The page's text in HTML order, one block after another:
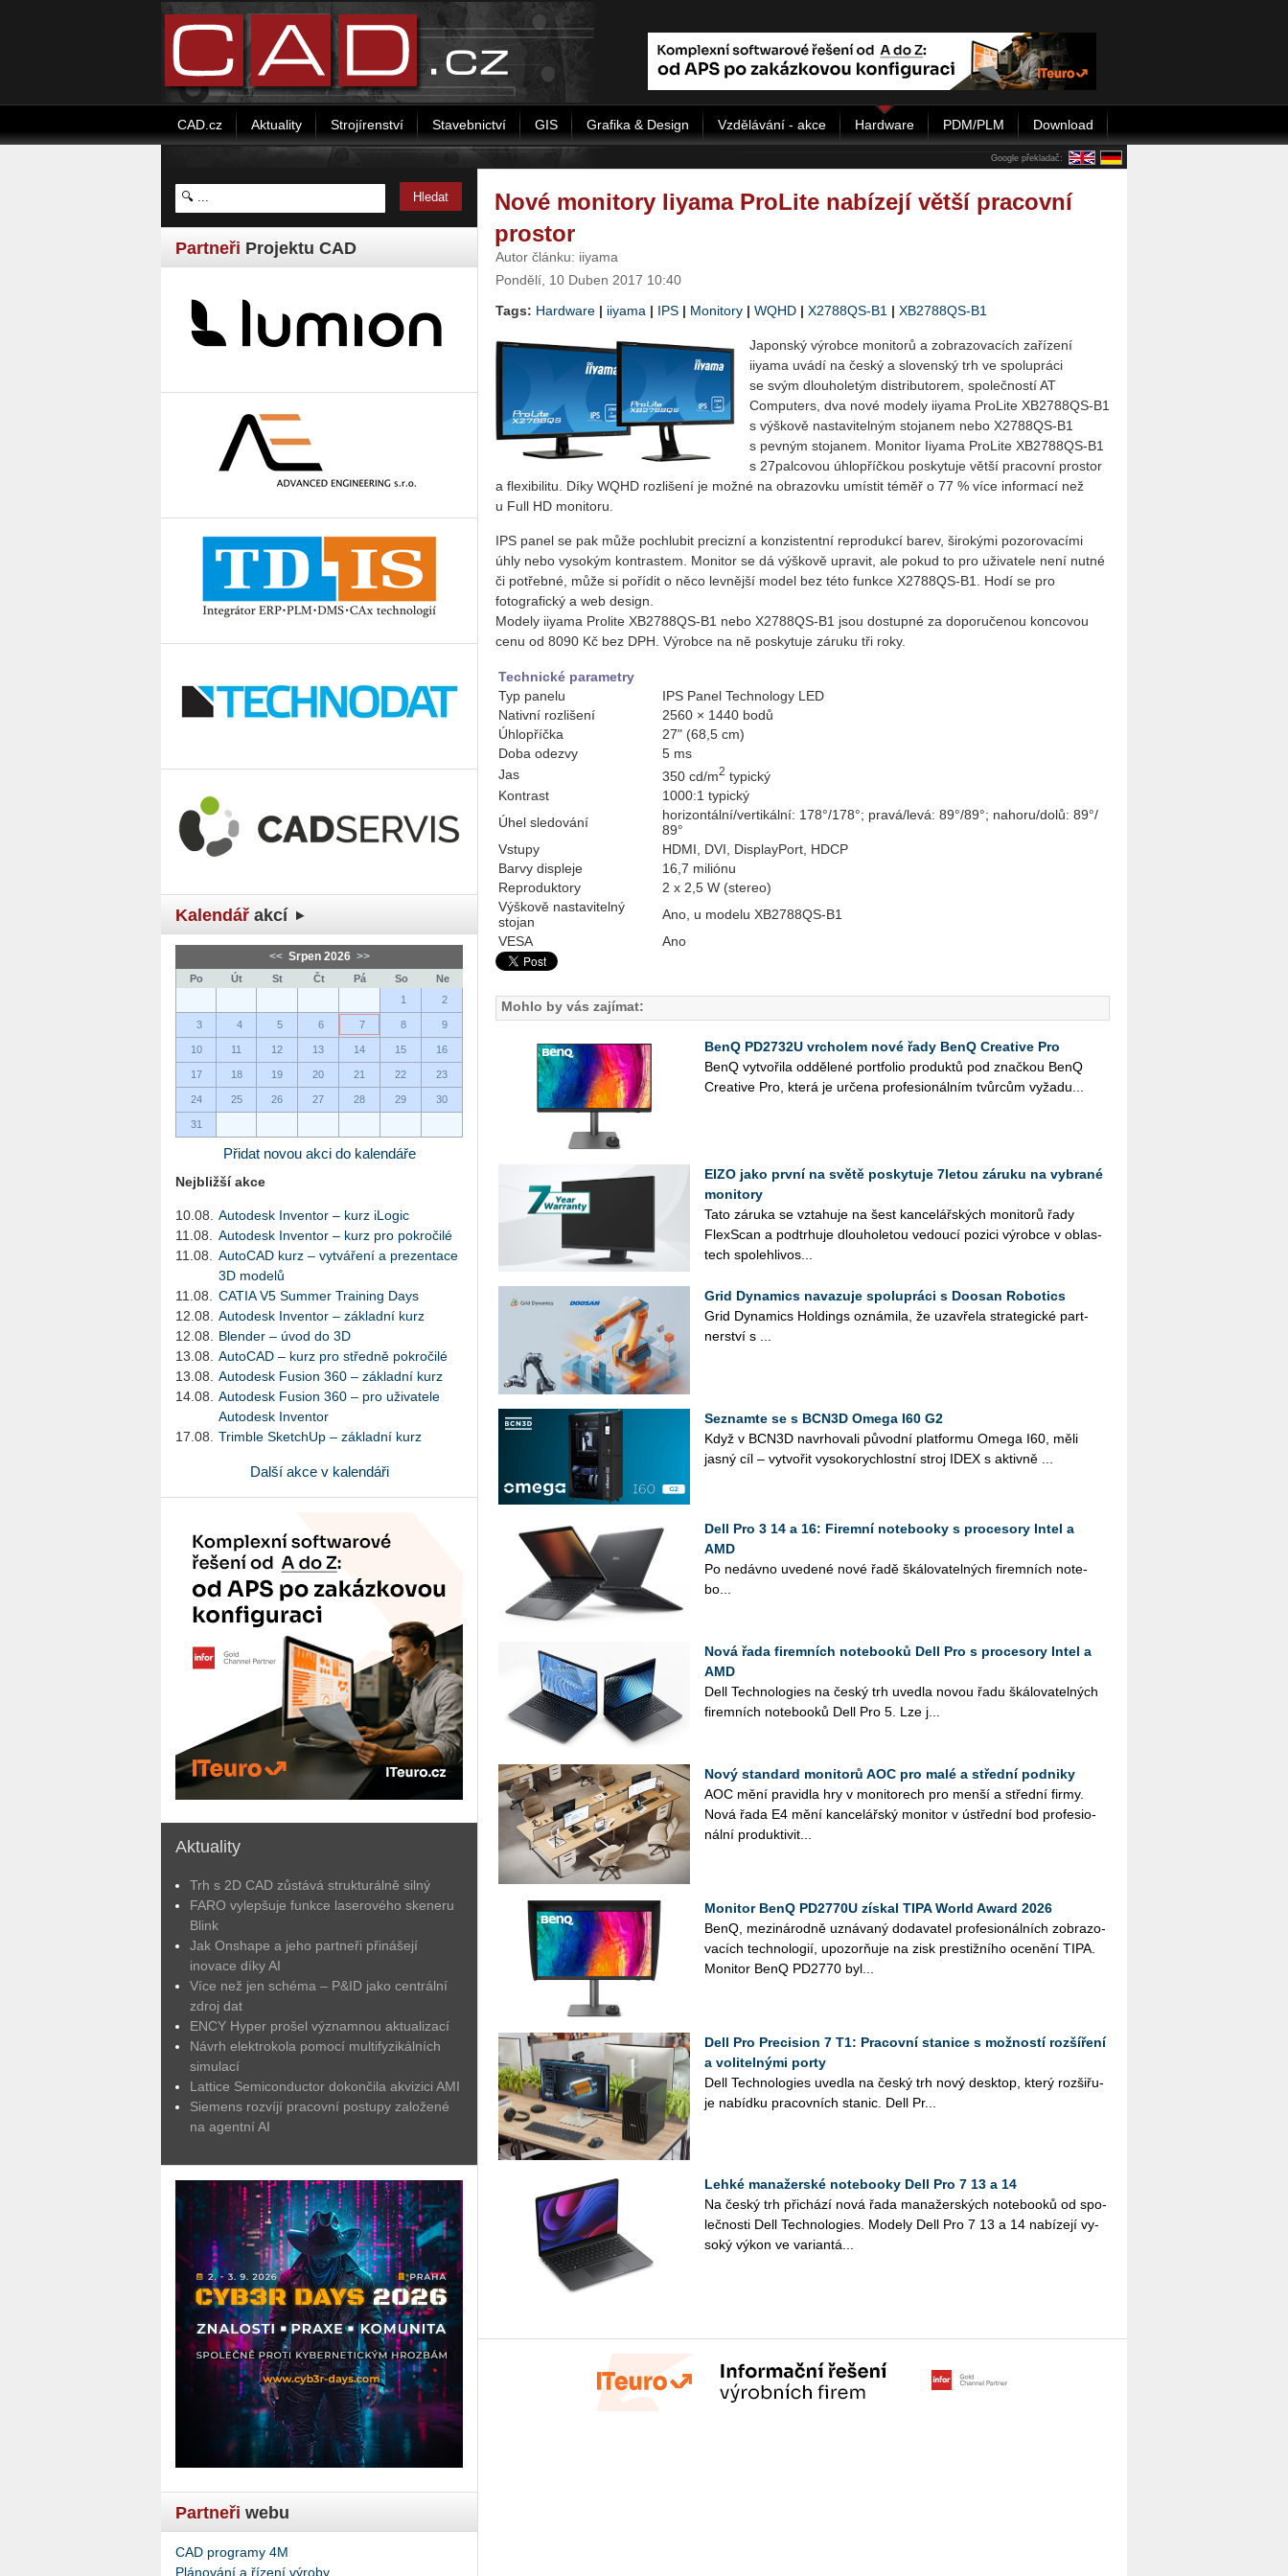
CAD.cz Aktuality Strojírenství Stavebnictví GIS Grafika & Design Vzdělávání - akce Hardware PDM/PLM Download
Google překladač:
Partneři Projektu CAD
Kalendář akcí
<< Srpen 2026 >>
Po Út St Čt Pá So
Ne
1
2
3 4 5 6 7 8 9
10 11 12 13 14 15 16
17 18 19 20 21 22 23
24 25 26 27 28 29 30
31
Přidat novou akci do kalendáře
Nejbližší akce
10.08.
Autodesk Inventor – kurz iLogic
11.08.
Autodesk Inventor – kurz pro pokročilé
11.08.
AutoCAD kurz – vytváření a prezentace
3D modelů
11.08.
CATIA V5 Summer Training Days
12.08.
Autodesk Inventor – základní kurz
12.08.
Blender – úvod do 3D
13.08.
AutoCAD – kurz pro středně pokročilé
13.08.
Autodesk Fusion 360 – základní kurz
14.08.
Autodesk Fusion 360 – pro uživatele
Autodesk Inventor
17.08.
Trimble SketchUp – základní kurz
Další akce v kalendáři
Aktuality
Trh s 2D CAD zůstává strukturálně silný
FARO vylepšuje funkce laserového skeneru
Blink
Jak Onshape a jeho partneři přinášejí
inovace díky AI
Více než jen schéma – P&ID jako centrální
zdroj dat
ENCY Hyper prošel významnou aktualizací
Návrh elektrokola pomocí multifyzikálních
simulací
Lattice Semiconductor dokončila akvizici AMI
Siemens rozvíjí pracovní postupy založené
na agentní AI
Partneři webu
CAD programy 4M
Plánování a řízení výroby
Nové monitory Iiyama ProLite nabízejí větší pracovní
prostor
Autor článku: iiyama
Pondělí, 10 Duben 2017 10:40
Tags: Hardware | iiyama | IPS | Monitory | WQHD | X2788QS-B1 | XB2788QS-B1
Japonský výrobce monitorů a zobrazovacích zařízení
iiyama uvádí na český a slovenský trh ve spolupráci
se svým dlouholetým distributorem, společností AT
Computers, dva nové modely iiyama ProLite XB2788QS-B1
s výškově nastavitelným stojanem nebo X2788QS-B1
s pevným stojanem. Monitor Iiyama ProLite XB2788QS-B1
s 27palcovou úhlopříčkou poskytuje větší pracovní prostor
a flexibilitu. Díky WQHD rozlišení je možné na obrazovku umístit téměř o 77 % více informací než
u Full HD monitoru.
IPS panel se pak může pochlubit precizní a konzistentní reprodukcí barev, širokými pozorovacími
úhly nebo vysokým kontrastem. Monitor se dá výškově upravit, ale pokud to pro uživatele není nutné
či potřebné, může si pořídit o něco levnější model bez této funkce X2788QS-B1. Hodí se pro
fotografický a web design.
Modely iiyama Prolite XB2788QS-B1 nebo X2788QS-B1 jsou dostupné za doporučenou koncovou
cenu od 8090 Kč bez DPH. Výrobce na ně poskytuje záruku tři roky.
Technické parametry
Typ panelu
IPS Panel Technology LED
Nativní rozlišení
2560 × 1440 bodů
Úhlopříčka
27" (68,5 cm)
Doba odezvy
5 ms
Jas
350 cd/m2 typický
Kontrast
1000:1 typický
Úhel sledování
horizontální/vertikální: 178°/178°; pravá/levá: 89°/89°; nahoru/dolů: 89°/
89°
Vstupy
HDMI, DVI, DisplayPort, HDCP
Barvy displeje
16,7 miliónu
Reproduktory
2 x 2,5 W (stereo)
Výškově nastavitelný
stojan
Ano, u modelu XB2788QS-B1
VESA
Ano
Mohlo by vás zajímat:
BenQ PD2732U vrcholem nové řady BenQ Creative Pro
BenQ vy­tvo­ři­la od­dě­le­né port­fo­lio pro­duk­tů pod znač­kou BenQ
Cre­a­ti­ve Pro, která je ur­če­na pro­fe­si­o­nál­ním tvůr­cům vy­ža­du...
EIZO jako první na světě poskytuje 7letou záruku na vybrané
monitory
Tato zá­ru­ka se vzta­hu­je na šest kan­ce­lář­ských mo­ni­to­rů řady
Flex­Scan a pod­tr­hu­je dlou­ho­le­tou ve­dou­cí po­zi­ci vý­rob­ce v ob­las­
tech spo­leh­li­vos...
Grid Dynamics navazuje spolupráci s Doosan Robotics
Grid Dy­na­mics Hol­dings ozná­mi­la, že uza­vře­la stra­te­gic­ké part­
ner­ství s ...
Seznamte se s BCN3D Omega I60 G2
Když v BCN3D na­vr­ho­va­li pů­vod­ní plat­for­mu Omega I60, měli
jasný cíl – vy­tvo­řit vy­so­ko­rych­lost­ní stroj IDEX s ak­tiv­ně ...
Dell Pro 3 14 a 16: Firemní notebooky s procesory Intel a
AMD
Po ne­dáv­no uve­de­né nové řadě šká­lo­va­tel­ných fi­rem­ních no­te­
bo...
Nová řada firemních notebooků Dell Pro s procesory Intel a
AMD
Dell Tech­no­lo­gies na český trh uved­la novou řadu šká­lo­va­tel­ných
fi­rem­ních no­te­boo­ků Dell Pro 5. Lze j...
Nový standard monitorů AOC pro malé a střední podniky
AOC mění pra­vi­dla hry v mo­ni­to­rech pro menší a střed­ní firmy.
Nová řada E4 mění kan­ce­lář­ský mo­ni­tor v úst­řed­ní bod pro­fe­si­o­
nál­ní pro­duk­ti­vi­t...
Monitor BenQ PD2770U získal TIPA World Award 2026
BenQ, me­zi­ná­rod­ně uzná­va­ný do­da­va­tel pro­fe­si­o­nál­ních zob­ra­zo­
va­cích tech­no­lo­gií, upo­zorňuje na zisk pres­tiž­ní­ho oce­ně­ní TIPA.
Mo­ni­tor BenQ PD2770 byl...
Dell Pro Precision 7 T1: Pracovní stanice s možností rozšíření
a volitelnými porty
Dell Tech­no­lo­gies uved­la na český trh nový desktop, který roz­ši­řu­
je na­bíd­ku pra­cov­ních sta­nic. Dell Pr...
Lehké manažerské notebooky Dell Pro 7 13 a 14
Na český trh při­chá­zí nová řada ma­na­žer­ských no­te­boo­ků od spo­
leč­nos­ti Dell Tech­no­lo­gies. Mo­de­ly Dell Pro 7 13 a 14 na­bí­ze­jí vy­
so­ký výkon ve va­ri­an­tá...